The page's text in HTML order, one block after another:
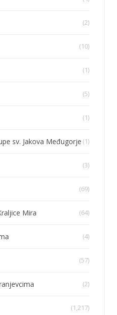
(2)
(10)
(1)
(5)
(1)
sv. Jakova Međugorje (1)
(3)
(69)
Mira (64)
(4)
(57)
(2)
(1,217)